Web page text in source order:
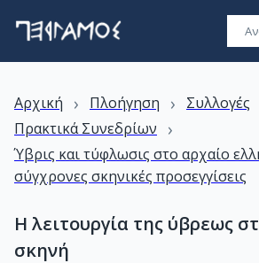
Αρχική › Πλοήγηση › Συλλογές
Πρακτικά Συνεδρίων ›
Ύβρις και τύφλωσις στο αρχαίο
σύγχρονες σκηνικές προσεγγίσεις
Η λειτουργία της ύβρεως
σκηνή